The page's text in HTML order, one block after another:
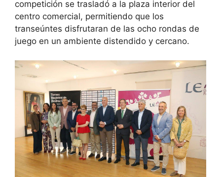
competición se trasladó a la plaza interior del
centro comercial, permitiendo que los
transeúntes disfrutaran de las ocho rondas de
juego en un ambiente distendido y cercano.